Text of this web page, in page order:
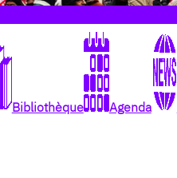
Bibliothèque Agenda